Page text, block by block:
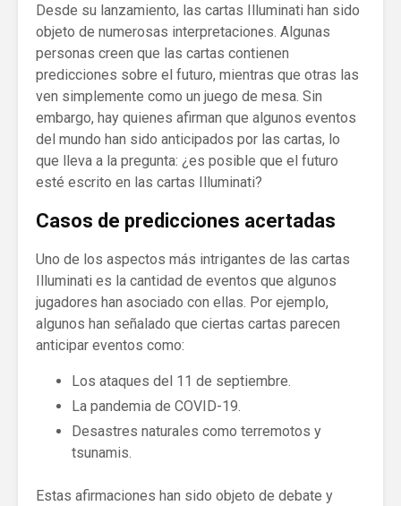
Desde su lanzamiento, las cartas Illuminati han sido
objeto de numerosas interpretaciones. Algunas
personas creen que las cartas contienen
predicciones sobre el futuro, mientras que otras las
ven simplemente como un juego de mesa. Sin
embargo, hay quienes afirman que algunos eventos
del mundo han sido anticipados por las cartas, lo
que lleva a la pregunta: ¿es posible que el futuro
esté escrito en las cartas Illuminati?
Casos de predicciones acertadas
Uno de los aspectos más intrigantes de las cartas
Illuminati es la cantidad de eventos que algunos
jugadores han asociado con ellas. Por ejemplo,
algunos han señalado que ciertas cartas parecen
anticipar eventos como:
Los ataques del 11 de septiembre.
La pandemia de COVID-19.
Desastres naturales como terremotos y
tsunamis.
Estas afirmaciones han sido objeto de debate y